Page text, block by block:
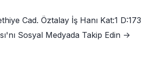
Cad. Öztalay İş Hanı Kat:1 D:173
Sosyal Medyada Takip Edin ->